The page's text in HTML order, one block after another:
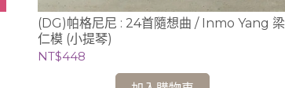
(DG)帕格尼尼 : 24首隨想曲 / Inmo Yang 梁
仁模 (小提琴)
NT$448